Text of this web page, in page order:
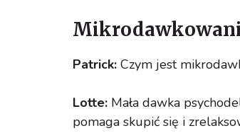
Patrick: Czym jest
Lotte: Mała dawka
pomaga skupić się i